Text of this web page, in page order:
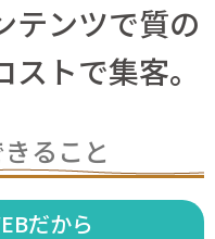
テンツで質の
トで集客。
ること
だから